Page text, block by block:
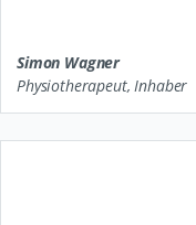
Simon Wagner
Physiotherapeut, Inhaber